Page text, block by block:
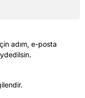
adım, e-posta